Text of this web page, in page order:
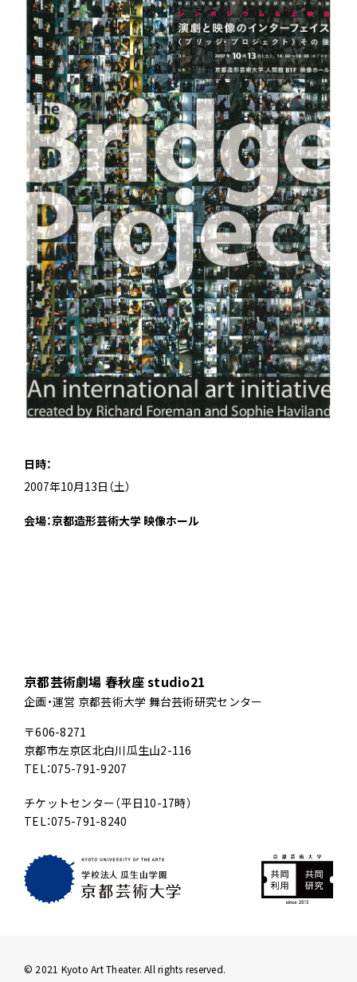
日時：
2007年10月13日（土）
会場：京都造形芸術大学 映像ホール
京都芸術劇場 春秋座 studio21
企画・運営 京都芸術大学 舞台芸術研究センター
〒606-8271
京都市左京区北白川瓜生山2-116
TEL：075-791-9207
チケットセンター（平日10-17時）
TEL：075-791-8240
© 2021 Kyoto Art Theater. All rights reserved.